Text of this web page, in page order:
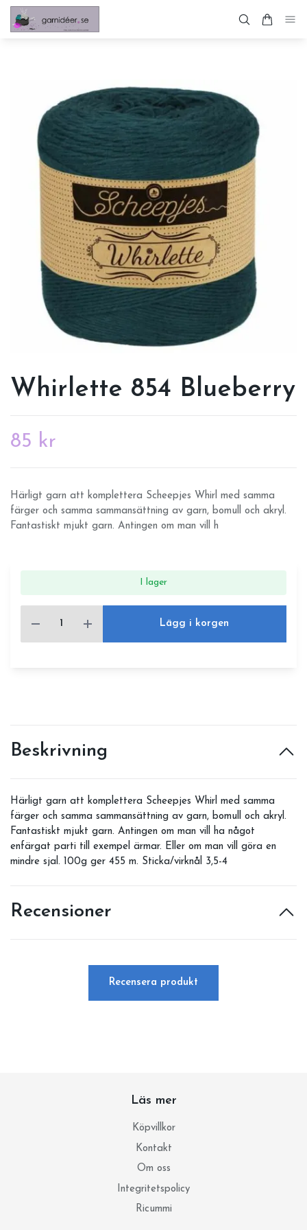
Whirlette 854 Blueberry
85 kr
Härligt garn att komplettera Scheepjes Whirl med samma
färger och samma sammansättning av garn, bomull och akryl.
Fantastiskt mjukt garn. Antingen om man vill h
I lager
Lägg i korgen
Beskrivning
Härligt garn att komplettera Scheepjes Whirl med samma
färger och samma sammansättning av garn, bomull och akryl.
Fantastiskt mjukt garn. Antingen om man vill ha något
enfärgat parti till exempel ärmar. Eller om man vill göra en
mindre sjal. 100g ger 455 m. Sticka/virknål 3,5-4
Recensioner
Recensera produkt
Läs mer
Köpvillkor
Kontakt
Om oss
Integritetspolicy
Ricummi